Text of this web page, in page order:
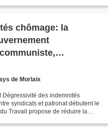
chômage: la
au Sénat)
de Morlaix
Dégressivité des indemnités
syndicats et patronat débutent le
Travail propose de réduire la